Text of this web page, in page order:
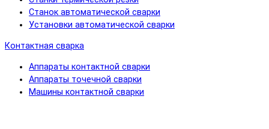
Станок автоматической сварки
Установки автоматической сварки
Контактная сварка
Аппараты контактной сварки
Аппараты точечной сварки
Машины контактной сварки